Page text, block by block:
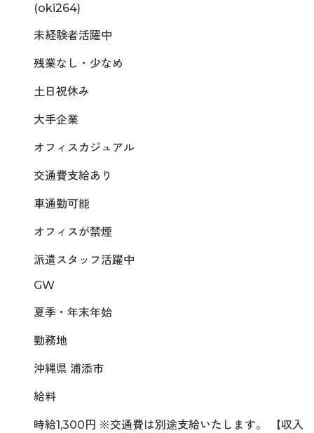
(oki264)
未経験者活躍中
残業なし・少なめ
土日祝休み
大手企業
オフィスカジュアル
交通費支給あり
車通勤可能
オフィスが禁煙
派遣スタッフ活躍中
GW
夏季・年末年始
勤務地
沖縄県 浦添市
給料
時給1,300円 ※交通費は別途支給いたします。 【収入